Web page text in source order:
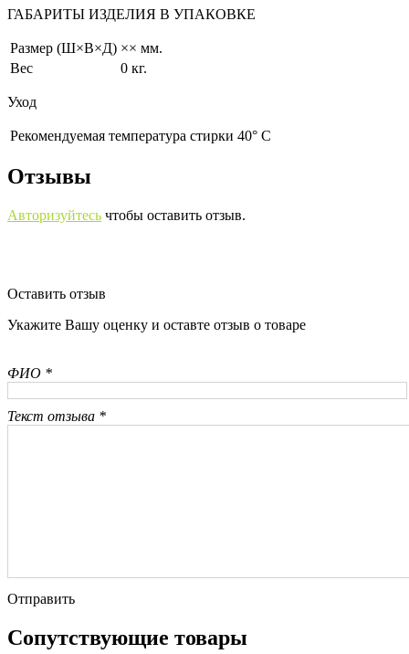
ГАБАРИТЫ ИЗДЕЛИЯ В УПАКОВКЕ
Размер (Ш×В×Д) ×× мм.
Вес
0 кг.
Уход
Рекомендуемая температура стирки 40° С
Отзывы
Авторизуйтесь чтобы оставить отзыв.
Оставить отзыв
Укажите Вашу оценку и оставте отзыв о товаре
ФИО *
Текст отзыва *
Отправить
Сопутствующие товары